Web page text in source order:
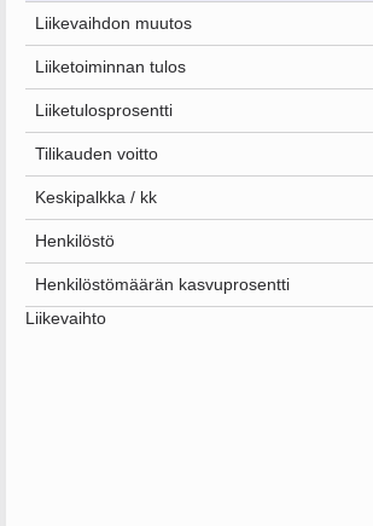
Liikevaihdon muutos
Liiketoiminnan tulos
Liiketulosprosentti
Tilikauden voitto
Keskipalkka / kk
Henkilöstö
Henkilöstömäärän kasvuprosentti
Liikevaihto